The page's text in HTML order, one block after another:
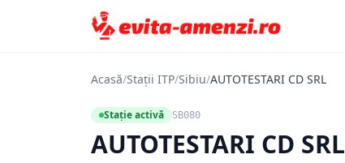
Acasă/Stații ITP/Sibiu/AUTOTESTARI CD SRL
Stație activă SB080
AUTOTESTARI CD SRL